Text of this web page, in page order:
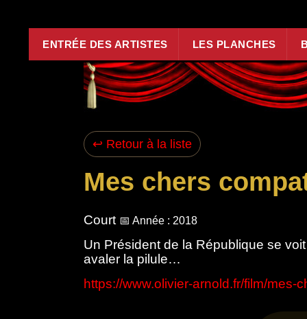
ENTRÉE DES ARTISTES LES PLANCHES
↩ Retour à la liste
Mes chers
Court 📅 Année : 2018
Un Président de la République se
avaler la pilule…
https://www.olivier-arnold.fr/film/mes-